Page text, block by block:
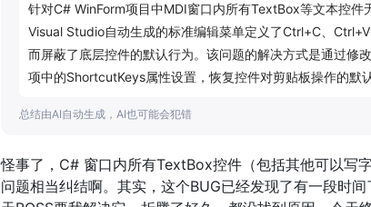
针对C# WinForm项目中MDI窗口内所有TextBox等文本控件
Visual Studio自动生成的标准编辑菜单定义了Ctrl+C、
而屏蔽了底层控件的默认行为。该问题的解决方式是通过修
项中的ShortcutKeys属性设置，恢复控件对剪贴板操作的默
总结由AI自动生成，AI也可能会犯错
怪事了，C# 窗口内所有TextBox控件（包括其他可以写
问题相当纠结啊。其实，这个BUG已经发现了有一段时